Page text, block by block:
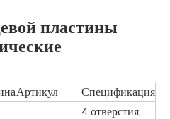
пластины
Артикул Спецификация
4 отверстия,